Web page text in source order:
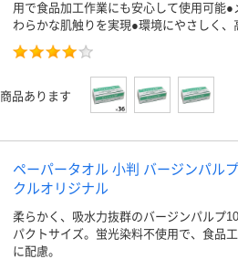
用で食品加工作業にも安心して使用可能
わらかな肌触りを実現●環境にやさしく
商品あります
ペーパータオル 小判 バージンパル
クルオリジナル
柔らかく、吸水力抜群のバージンパルプ
パクトサイズ。蛍光染料不使用で、食品
に配慮。